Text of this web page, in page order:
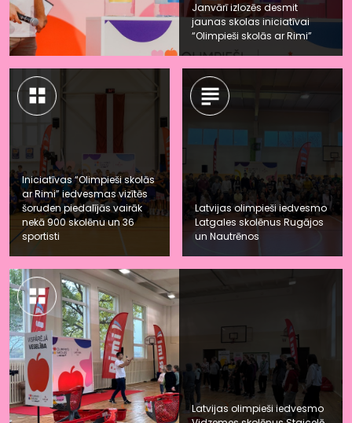
Janvārī izlozēs desmit
jaunas skolas iniciatīvai
“Olimpieši skolās ar Rimi”
Iniciatīvas “Olimpieši skolās
ar Rimi” iedvesmas vizītēs
šoruden piedalījās vairāk
nekā 900 skolēnu un 36
sportisti
Latvijas olimpieši iedvesmo
Latgales skolēnus Rugājos
un Nautrēnos
Latvijas olimpieši iedvesmo